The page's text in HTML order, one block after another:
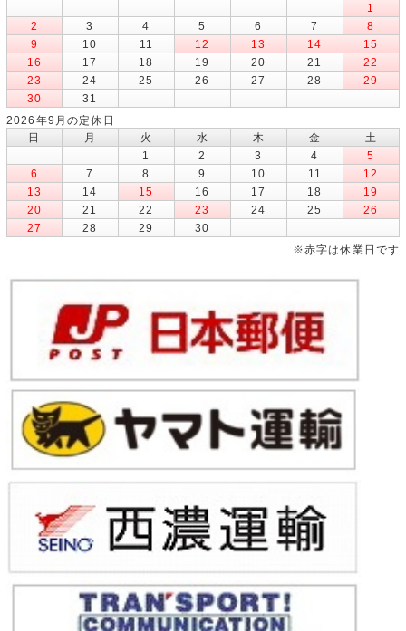
1
2
3 4 5 6 7
8
9
10 11 12 13 14
15
16
17 18 19 20 21
22
23
24 25 26 27 28
29
30
31
2026年9月の定休日
日
月 火 水 木 金
土
1
2 3 4
5
6
7 8 9 10 11
12
13
14 15 16 17 18
19
20
21 22 23 24 25
26
27
28 29
30
※赤字は休業日です